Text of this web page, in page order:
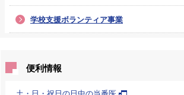
学校支援ボランティア事業
便利情報